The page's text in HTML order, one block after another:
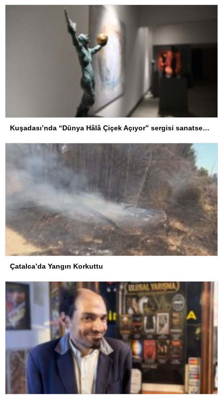
Kuşadası’nda “Dünya Hâlâ Çiçek Açıyor” sergisi sanatseverlerle buluşuyor
Çatalca’da Yangın Korkuttu